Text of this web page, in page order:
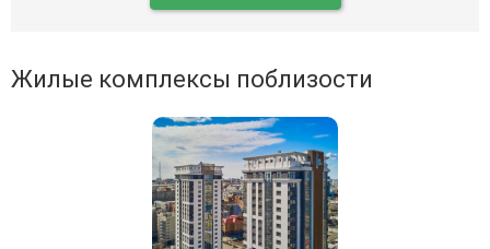
Жилые комплексы поблизости